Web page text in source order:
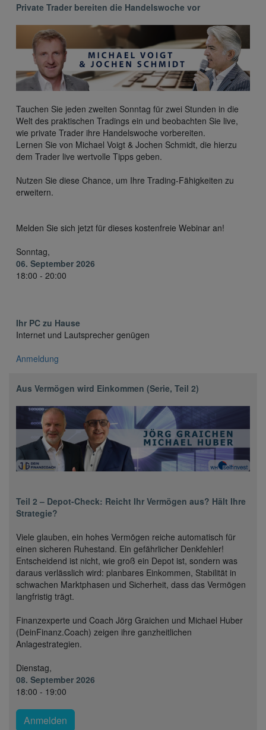
Private Trader bereiten die Handelswoche vor
Tauchen Sie jeden zweiten Sonntag für zwei Stunden in die
Welt des praktischen Tradings ein und beobachten Sie live,
wie private Trader ihre Handelswoche vorbereiten.
Lernen Sie von Michael Voigt & Jochen Schmidt, die hierzu
dem Trader live wertvolle Tipps geben.
Nutzen Sie diese Chance, um Ihre Trading-Fähigkeiten zu
erweitern.
Melden Sie sich jetzt für dieses kostenfreie Webinar an!
Sonntag,
06. September 2026
18:00 - 20:00
Ihr PC zu Hause
Internet und Lautsprecher genügen
Anmeldung
Aus Vermögen wird Einkommen (Serie, Teil 2)
Teil 2 – Depot-Check: Reicht Ihr Vermögen aus? Hält Ihre
Strategie?
Viele glauben, ein hohes Vermögen reiche automatisch für
einen sicheren Ruhestand. Ein gefährlicher Denkfehler!
Entscheidend ist nicht, wie groß ein Depot ist, sondern was
daraus verlässlich wird: planbares Einkommen, Stabilität in
schwachen Marktphasen und Sicherheit, dass das Vermögen
langfristig trägt.
Finanzexperte und Coach Jörg Graichen und Michael Huber
(DeinFinanz.Coach) zeigen ihre ganzheitlichen
Anlagestrategien.
Dienstag,
08. September 2026
18:00 - 19:00
Anmelden